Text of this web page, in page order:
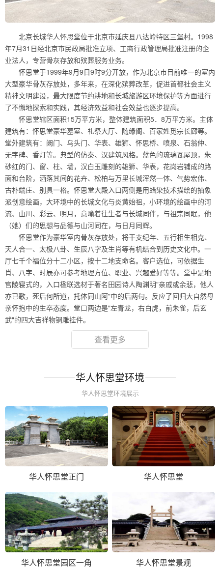
北京长城华人怀思堂位于北京市延庆县八达岭特区三堡村。1998
年7月31日经北京市民政局批准立项、工商行政管理局批准注册的企
业法人，专营骨灰存放和殡葬服务业务。
怀思堂于1999年9月9日9时9分开放，作为北京市目前唯一的室内
大型豪华骨灰存放处，多年来，在深化殡葬改革，促进首都社会主义
精神文明建设，最大限度节约耕地和长城旅游区环境保护等方面进行
了不懈地探索和实践，其经济效益和社会效益也逐步提高。
怀思堂辖区面积15万平方米，整体建筑面积5．8万平方米。主体
建筑有：怀思堂豪华墓室、礼祭大厅、随缘阁、百家姓觅宗长廊等。
堂外建筑有：阙门、乌头门、华表、雄狮、怀思桥、喷泉、石翁仲、
无字碑、香灯等。典型的仿秦、汉建筑风格。蓝色的琉璃瓦屋顶，朱
砂红的门、窗、柱、墙，汉白玉雕刻的雄狮、华表，花岗岩铺成的路
面和台阶，洒落其间的花卉、松柏与万里长城浑然一体、气势宏伟、
古朴端庄、别具一格。怀思堂大殿入口两侧是用蜡染技术描绘的抽象
派创意绘画，大环境中的长城文化与炎黄始祖，小环境的绘画中的河
流、山川、彩云、明月，意喻着往生者与长城同伴，与祖宗同眠，他
（她）们的思想与品德与山河同在，与日月同辉。
怀思堂作为豪华室内骨灰存放处，将干支纪年、五行相生相克、
天人合一、太极八卦、生辰八字及生肖等有机结合到历史文化中。一
厅七千个福位分十二小区，按十二地支命名。客户选位，可依据生
肖、八字、时辰亦可参考地理方位、职业、兴趣爱好等等。堂中是地
宫陵寝式的，入口楹联选材于著名田园诗人陶渊明"亲戚或余悲，他人
亦已歌，死后何所道，托体同山阿"中的后两句。反应了回归大自然母
亲怀抱中的生卒态度。堂口两边是"左青龙，右白虎，前朱雀，后玄
武"的四大吉祥物铜雕挂件。
查看更多
华人怀思堂环境
华人怀思堂环境展示
华人怀思堂正门 华人怀思堂
华人怀思堂园区一角 华人怀思堂景观